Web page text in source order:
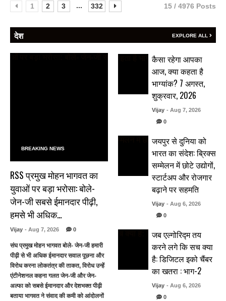
1 2 3 ... 332 15 / 4976 Posts
देश EXPLORE ALL
BREAKING NEWS
RSS प्रमुख मोहन भागवत का
युवाओं पर बड़ा भरोसा: बोले-
जेन-जी सबसे ईमानदार पीढ़ी,
हमसे भी अधिक…
Vijay - Aug 7, 2026 0
संघ प्रमुख मोहन भागवत बोले- जेन-जी हमारी
पीढ़ी से भी अधिक ईमानदार सवाल पूछना और
विरोध करना लोकतंत्र की ताकत, विरोध उन्हें
एंटीनेशनल कहना गलत जेन-जी और जेन-
अल्फा को सबसे ईमानदार और देशभक्त पीढ़ी
बताया भागवत ने संवाद की कमी को आंदोलनों
कैसा रहेगा आपका
आज, क्या कहता है
भाग्यांक? 7 अगस्त,
शुक्रवार, 2026
Vijay - Aug 7, 2026
0
जयपुर से दुनिया को
भारत का संदेश: ब्रिक्स
सम्मेलन में छोटे उद्योगों,
स्टार्टअप और रोजगार
बढ़ाने पर सहमति
Vijay - Aug 6, 2026
0
जब एल्गोरिद्म तय
करने लगे कि सच क्या
है: डिजिटल इको चैंबर
का खतरा : भाग-2
Vijay - Aug 6, 2026
0